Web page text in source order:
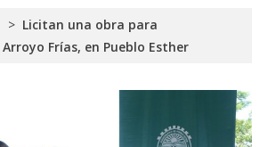
> Licitan una obra para
Frías, en Pueblo Esther